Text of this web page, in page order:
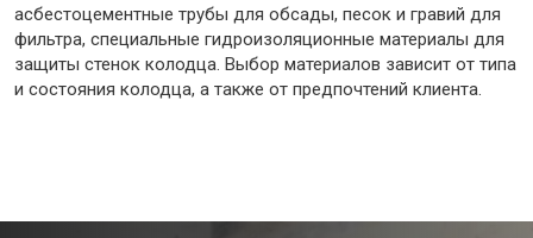
асбестоцементные трубы для обсады, песок и гравий для
фильтра, специальные гидроизоляционные материалы для
защиты стенок колодца. Выбор материалов зависит от типа
и состояния колодца, а также от предпочтений клиента.